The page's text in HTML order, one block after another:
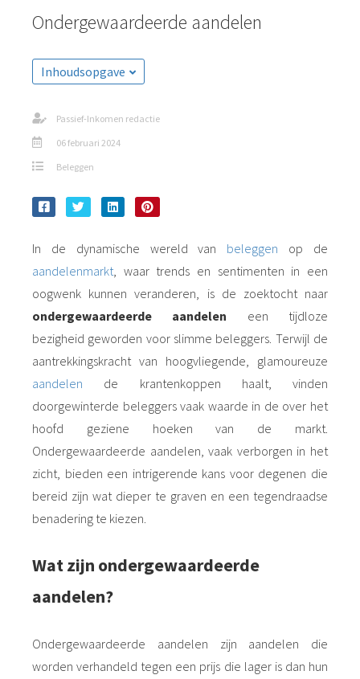
Ondergewaardeerde aandelen
Inhoudsopgave
Passief-Inkomen redactie
06 februari 2024
Beleggen
In de dynamische wereld van beleggen op de
aandelenmarkt , waar trends en sentimenten in een
oogwenk kunnen veranderen, is de zoektocht naar
ondergewaardeerde aandelen een tijdloze
bezigheid geworden voor slimme beleggers. Terwijl de
aantrekkingskracht van hoogvliegende, glamoureuze
aandelen de krantenkoppen haalt, vinden
doorgewinterde beleggers vaak waarde in de over het
hoofd geziene hoeken van de markt.
Ondergewaardeerde aandelen, vaak verborgen in het
zicht, bieden een intrigerende kans voor degenen die
bereid zijn wat dieper te graven en een tegendraadse
benadering te kiezen.
Wat zijn ondergewaardeerde
aandelen?
Ondergewaardeerde aandelen zijn aandelen die
worden verhandeld tegen een prijs die lager is dan hun